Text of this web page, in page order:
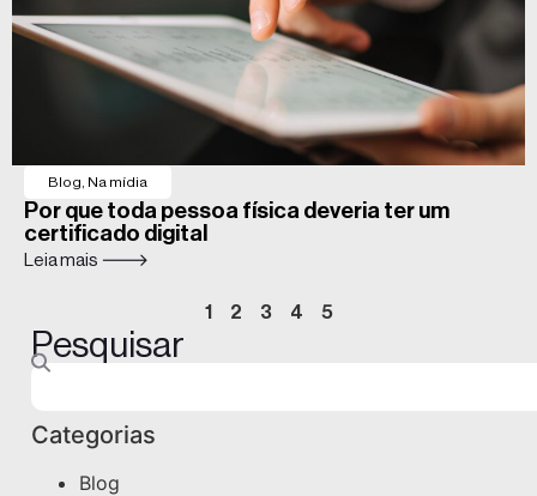
Blog Na mídia
Por que toda pessoa física deveria ter um
certificado digital
Leia mais 🡒
1 2 3 4 5
Pesquisar
Categorias
Blog